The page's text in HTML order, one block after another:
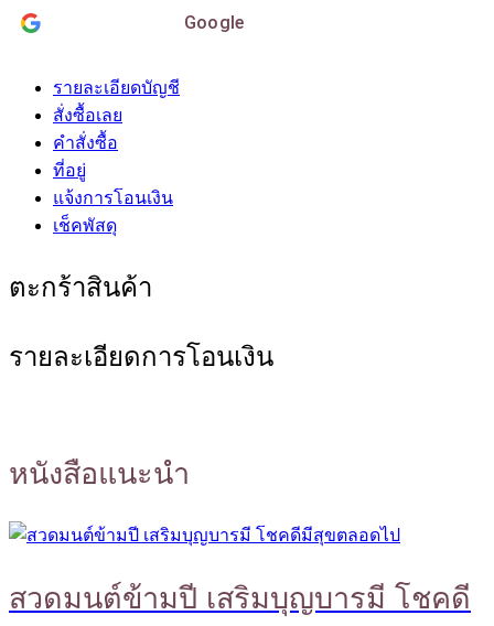
Google
รายละเอียดบัญชี
สั่งซื้อเลย
คำสั่งซื้อ
ที่อยู่
แจ้งการโอนเงิน
เช็คพัสดุ
ตะกร้าสินค้า
รายละเอียดการโอนเงิน
หนังสือแนะนำ
สวดมนต์ข้ามปี เสริมบุญบารมี โชคดี